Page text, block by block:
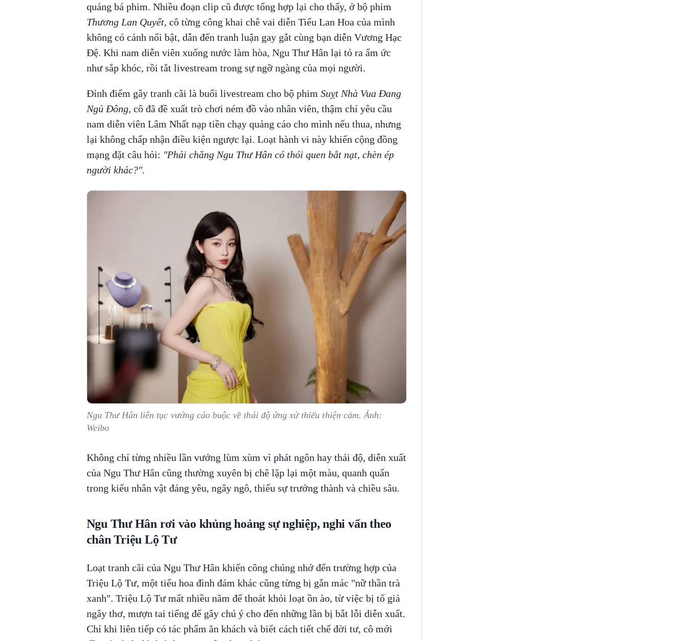
quảng bá phim. Nhiều đoạn clip cũ được tổng hợp lại cho thấy, ở bộ phim
Thương Lan Quyết, cô từng công khai chê vai diễn Tiểu Lan Hoa của mình
không có cảnh nổi bật, dẫn đến tranh luận gay gắt cùng bạn diễn Vương Hạc
Đệ. Khi nam diễn viên xuống nước làm hòa, Ngu Thư Hân lại tỏ ra ấm ức
như sắp khóc, rồi tắt livestream trong sự ngỡ ngàng của mọi người.
Đỉnh điểm gây tranh cãi là buổi livestream cho bộ phim Suỵt Nhà Vua Đang
Ngủ Đông, cô đã đề xuất trò chơi ném đồ vào nhân viên, thậm chí yêu cầu
nam diễn viên Lâm Nhất nạp tiền chạy quảng cáo cho mình nếu thua, nhưng
lại không chấp nhận điều kiện ngược lại. Loạt hành vi này khiến cộng đồng
mạng đặt câu hỏi: "Phải chăng Ngu Thư Hân có thói quen bắt nạt, chèn ép
người khác?".
Ngu Thư Hân liên tục vướng cáo buộc về thái độ ứng xử thiếu thiện cảm. Ảnh:
Weibo
Không chỉ từng nhiều lần vướng lùm xùm vì phát ngôn hay thái độ, diễn xuất
của Ngu Thư Hân cũng thường xuyên bị chê lặp lại một màu, quanh quẩn
trong kiểu nhân vật đáng yêu, ngây ngô, thiếu sự trưởng thành và chiều sâu.
Ngu Thư Hân rơi vào khủng hoảng sự nghiệp, nghi vấn theo
chân Triệu Lộ Tư
Loạt tranh cãi của Ngu Thư Hân khiến công chúng nhớ đến trường hợp của
Triệu Lộ Tư, một tiểu hoa đình đám khác cũng từng bị gắn mác "nữ thần trà
xanh". Triệu Lộ Tư mất nhiều năm để thoát khỏi loạt ồn ào, từ việc bị tố giả
ngây thơ, mượn tai tiếng để gây chú ý cho đến những lần bị bắt lỗi diễn xuất.
Chỉ khi liên tiếp có tác phẩm ăn khách và biết cách tiết chế đời tư, cô mới